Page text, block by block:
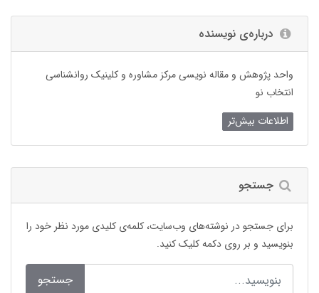
درباره‌ی نویسنده
واحد پژوهش و مقاله نویسی مرکز مشاوره و کلینیک روانشناسی
انتخاب نو
اطلاعات بیش‌تر
جستجو
برای جستجو در نوشته‌های وب‌سایت، کلمه‌ی کلیدی مورد نظر خود را
بنویسید و بر روی دکمه کلیک کنید.
جستجو